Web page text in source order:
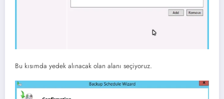
Bu kısımda yedek alınacak olan alanı seçiyoruz.